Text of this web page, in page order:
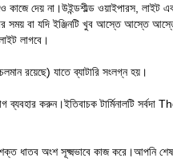
কাজে দেয় না।উইন্ডশীল্ড ওয়াইপারস, লাইট
করার সময় বা যদি ইঞ্জিনটি খুব আস্তে
লাগবে।
রয়েছে) যাতে ব্যাটারি সংলগ্ন হয়।
করুন।ইতিবাচক টার্মিনালটি সর্বদা
ধাতব অংশ সূক্ষ্মভাবে কাজ করে।আপনি